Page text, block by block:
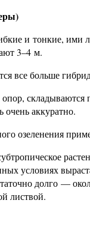
и тонкие, ими
3–4 м.
все больше
складываются
очень аккуратно.
озеленения
условиях
долго —
листвой.